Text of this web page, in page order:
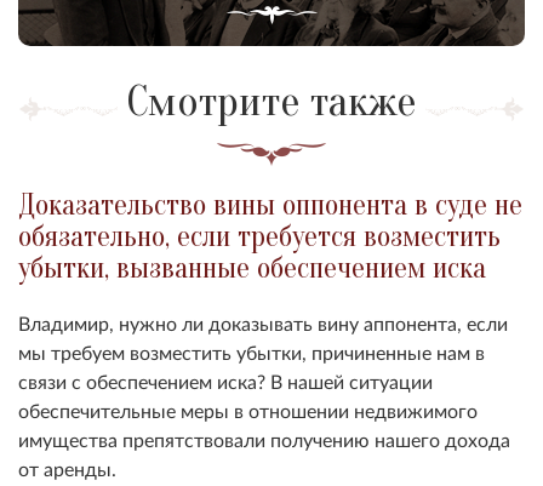
Смотрите также
Доказательство вины оппонента в суде не
обязательно, если требуется возместить
убытки, вызванные обеспечением иска
Владимир, нужно ли доказывать вину аппонента, если
мы требуем возместить убытки, причиненные нам в
связи с обеспечением иска? В нашей ситуации
обеспечительные меры в отношении недвижимого
имущества препятствовали получению нашего дохода
от аренды.